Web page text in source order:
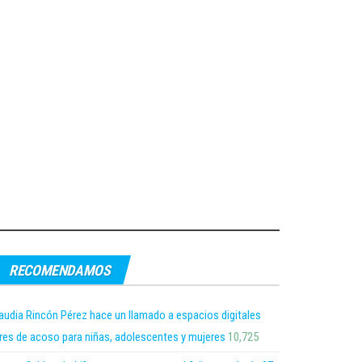
RECOMENDAMOS
Rincón Pérez hace un llamado a espacios digitales
de acoso para niñas, adolescentes y mujeres 10,725